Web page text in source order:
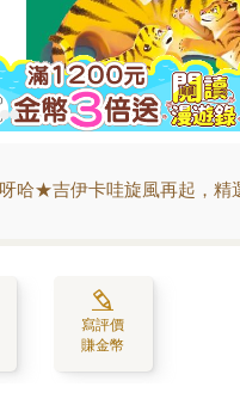
呀哈★吉伊卡哇旋風再起，精
寫評價
賺金幣